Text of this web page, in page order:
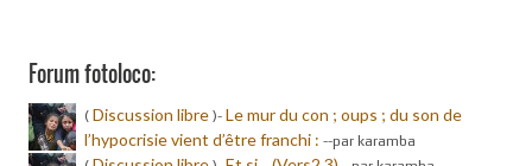
Forum fotoloco:
( Discussion libre )- Le mur du con ; oups ; du son de
l’hypocrisie vient d’être franchi : --par karamba